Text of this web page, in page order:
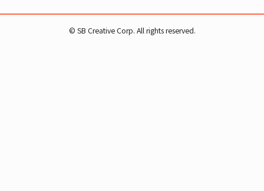
© SB Creative Corp. All rights reserved.